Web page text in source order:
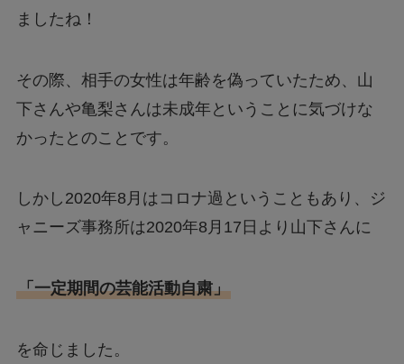
ましたね！
その際、相手の女性は年齢を偽っていたため、山
下さんや亀梨さんは未成年ということに気づけな
かったとのことです。
しかし2020年8月はコロナ過ということもあり、ジ
ャニーズ事務所は2020年8月17日より山下さんに
「一定期間の芸能活動自粛」
を命じました。